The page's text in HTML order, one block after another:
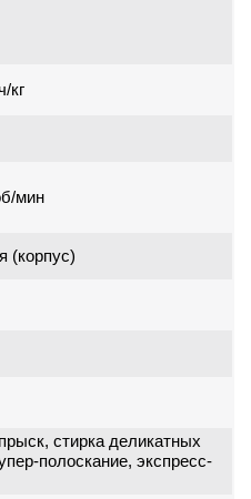
кг
мин
(корпус)
стирка деликатных
полоскание, экспресс-